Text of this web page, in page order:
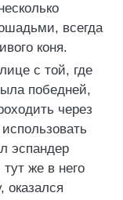
всегда
коня.
с той, где
победней,
через
эспандер
же в него
оказался